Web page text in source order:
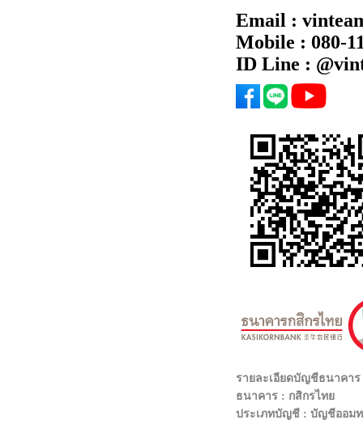
Email :
Mobile : 080-
ID Line :
รายละเอียดบัญชีธนาคาร
ธนาคาร : กสิกรไทย
ประเภทบัญชี : บัญชีออม